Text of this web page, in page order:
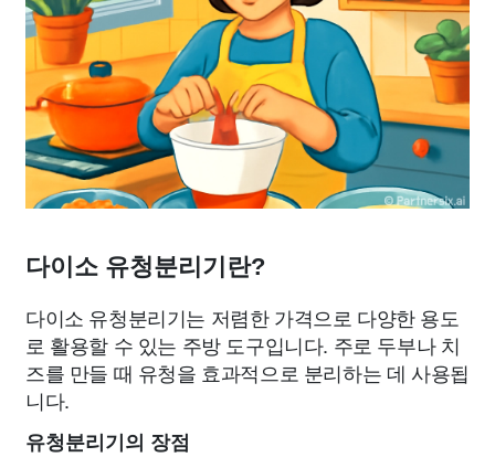
다이소 유청분리기란?
다이소 유청분리기는 저렴한 가격으로 다양한 용도
로 활용할 수 있는 주방 도구입니다. 주로 두부나 치
즈를 만들 때 유청을 효과적으로 분리하는 데 사용됩
니다.
유청분리기의 장점